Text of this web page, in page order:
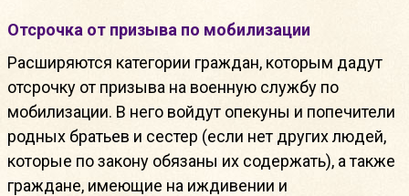
Отсрочка от призыва по мобилизации
Расширяются категории граждан, которым дадут
отсрочку от призыва на военную службу по
мобилизации. В него войдут опекуны и попечители
родных братьев и сестер (если нет других людей,
которые по закону обязаны их содержать), а также
граждане, имеющие на иждивении и